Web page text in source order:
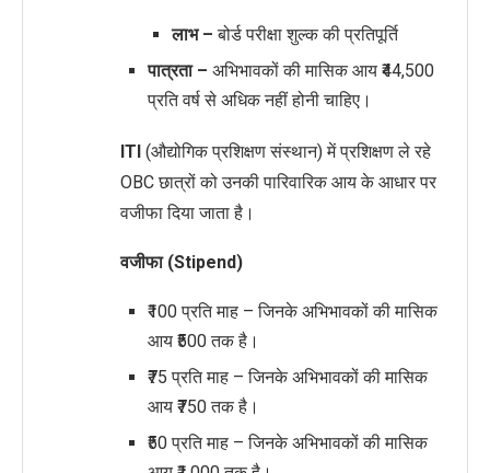
लाभ –बोर्ड परीक्षा शुल्क की प्रतिपूर्ति
पात्रता – अभिभावकों की मासिक आय ₹44,500
प्रति वर्ष से अधिक नहीं होनी चाहिए।
ITI (औद्योगिक प्रशिक्षण संस्थान) में प्रशिक्षण ले रहे
OBC छात्रों को उनकी पारिवारिक आय के आधार पर
वजीफा दिया जाता है।
वजीफा (Stipend)
₹100 प्रति माह – जिनके अभिभावकों की मासिक
आय ₹500 तक है।
₹75 प्रति माह – जिनके अभिभावकों की मासिक
आय ₹750 तक है।
₹50 प्रति माह – जिनके अभिभावकों की मासिक